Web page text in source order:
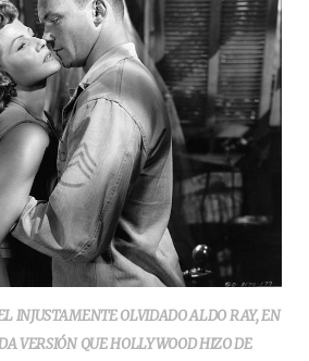
INJUSTAMENTE OLVIDADO ALDO RAY, EN
VERSIÓN QUE HOLLYWOOD HIZO DE